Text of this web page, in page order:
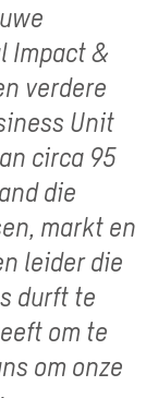
Impact &
verdere
Unit
circa 95
die
markt en
leider die
durft te
om te
om onze